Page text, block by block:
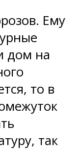
Ему
дом на
то в
так